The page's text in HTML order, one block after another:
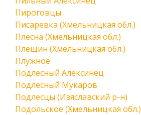
Пироговцы
Писаревка (Хмельницкая обл.)
Плесна (Хмельницкая обл.)
Плещин (Хмельницкая обл.)
Плужное
Подлесный Алексинец
Подлесный Мукаров
Подлесцы (Изяславский р-н)
Подольское (Хмельницкая обл.)